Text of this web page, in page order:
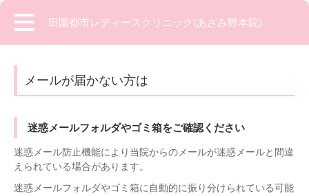
田園都市レディースクリニック(あざみ野本院)
メールが届かない方は
迷惑メールフォルダやゴミ箱をご確認ください
迷惑メール防止機能により当院からのメールが迷惑メールと間違
えられている場合があります。
迷惑メールフォルダやゴミ箱に自動的に振り分けられている可能